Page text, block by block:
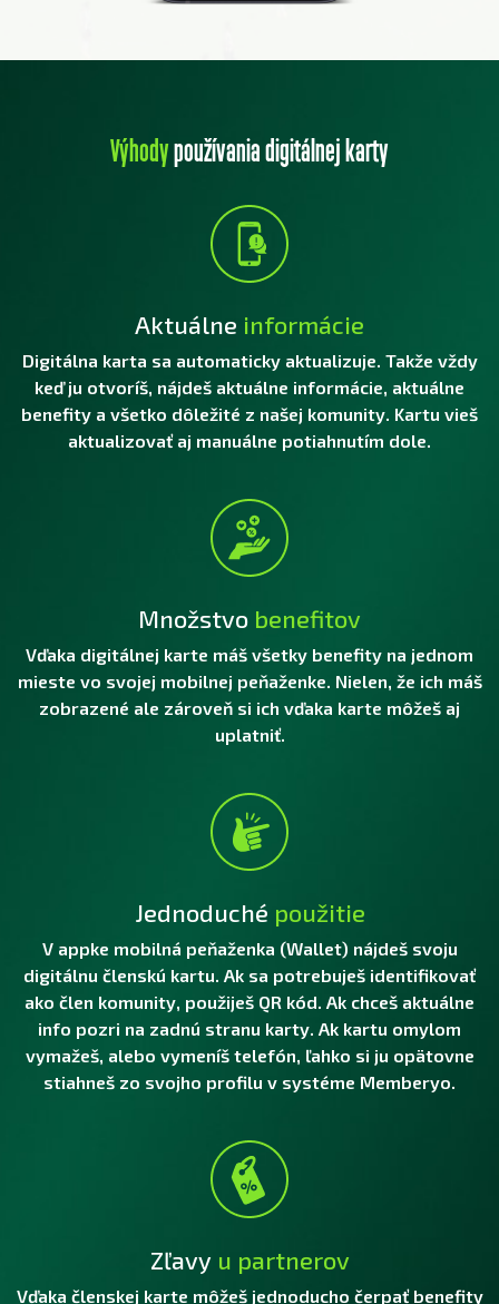
Výhodypoužívania digitálnej karty
Aktuálne informácie
Digitálna karta sa automaticky aktualizuje. Takže vždy
keď ju otvoríš, nájdeš aktuálne informácie, aktuálne
benefity a všetko dôležité z našej komunity. Kartu vieš
aktualizovať aj manuálne potiahnutím dole.
Množstvo benefitov
Vďaka digitálnej karte máš všetky benefity na jednom
mieste vo svojej mobilnej peňaženke. Nielen, že ich máš
zobrazené ale zároveň si ich vďaka karte môžeš aj
uplatniť.
Jednoduché použitie
V appke mobilná peňaženka (Wallet) nájdeš svoju
digitálnu členskú kartu. Ak sa potrebuješ identifikovať
ako člen komunity, použiješ QR kód. Ak chceš aktuálne
info pozri na zadnú stranu karty. Ak kartu omylom
vymažeš, alebo vymeníš telefón, ľahko si ju opätovne
stiahneš zo svojho profilu v systéme Memberyo.
Zľavy u partnerov
Vďaka členskej karte môžeš jednoducho čerpať benefity